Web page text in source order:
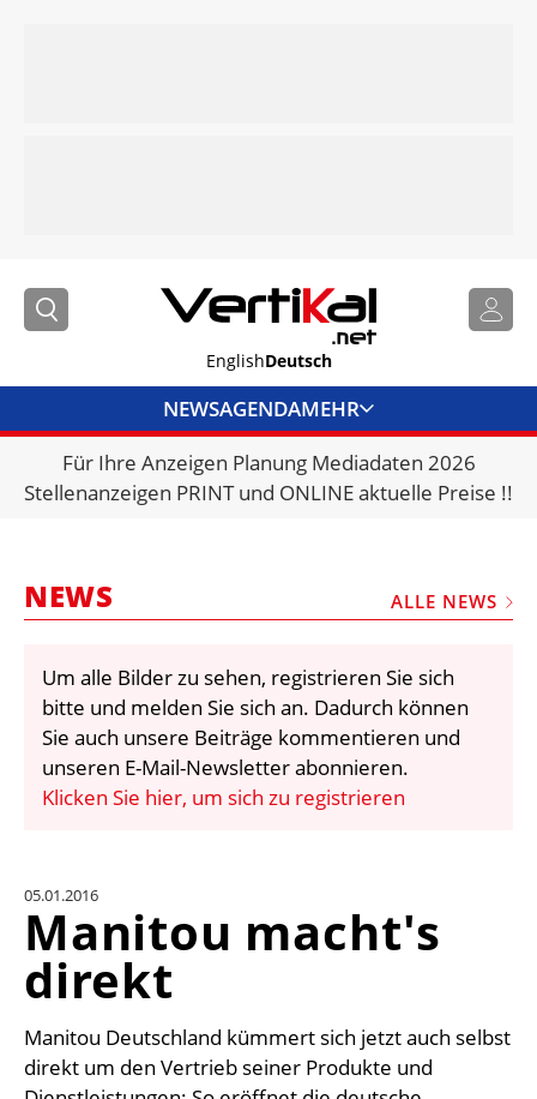
EnglishDeutsch
NEWSAGENDAMEHR
BRANCHENLINKS
VERMIETER
VIDEOS
BIBLIOTHEK
KRAN & BÜHNE
EINHEITENKONVERTER
KONTAKT
Für Ihre Anzeigen Planung Mediadaten 2026
Stellenanzeigen PRINT und ONLINE aktuelle Preise !!
NEWS ALLE NEWS
Um alle Bilder zu sehen, registrieren Sie sich
bitte und melden Sie sich an. Dadurch können
Sie auch unsere Beiträge kommentieren und
unseren E-Mail-Newsletter abonnieren.
Klicken Sie hier, um sich zu registrieren
05.01.2016
Manitou macht's
direkt
Manitou Deutschland kümmert sich jetzt auch selbst
direkt um den Vertrieb seiner Produkte und